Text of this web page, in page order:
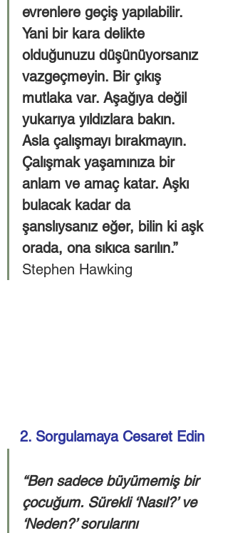
evrenlere geçiş yapılabilir.
Yani bir kara delikte
olduğunuzu düşünüyorsanız
vazgeçmeyin. Bir çıkış
mutlaka var. Aşağıya değil
yukarıya yıldızlara bakın.
Asla çalışmayı bırakmayın.
Çalışmak yaşamınıza bir
anlam ve amaç katar. Aşkı
bulacak kadar da
şanslıysanız eğer, bilin ki aşk
orada, ona sıkıca sarılın.”
Stephen Hawking
2. Sorgulamaya Cesaret Edin
“Ben sadece büyümemiş bir
çocuğum. Sürekli ‘Nasıl?’ ve
‘Neden?’ sorularını